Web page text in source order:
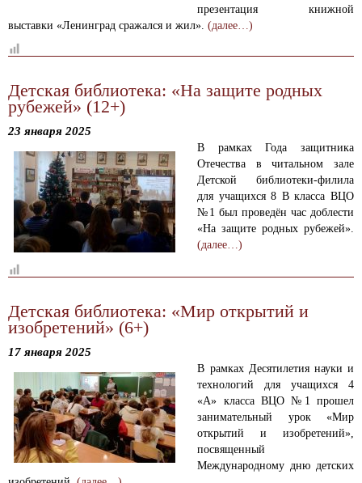
презентация книжной
выставки «Ленинград сражался и жил». (далее…)
Детская библиотека: «На защите родных
рубежей» (12+)
23 января 2025
В рамках Года защитника
Отечества в читальном зале
Детской библиотеки-филила
для учащихся 8 В класса ВЦО
№1 был проведён час доблести
«На защите родных рубежей».
(далее…)
Детская библиотека: «Мир открытий и
изобретений» (6+)
17 января 2025
В рамках Десятилетия науки и
технологий для учащихся 4
«А» класса ВЦО №1 прошел
занимательный урок «Мир
открытий и изобретений»,
посвященный
Международному дню детских